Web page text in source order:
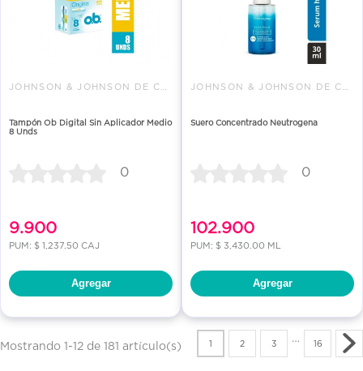
Tampón Ob Digital Sin Aplicador Medio
8 Unds
0
9.900
PUM: $ 1,237.50 CAJ
Agregar
Suero Concentrado Neutrogena
0
102.900
PUM: $ 3,430.00 ML
Agregar
Mostrando 1-12 de 181 artículo(s) 1 2 3 … 16